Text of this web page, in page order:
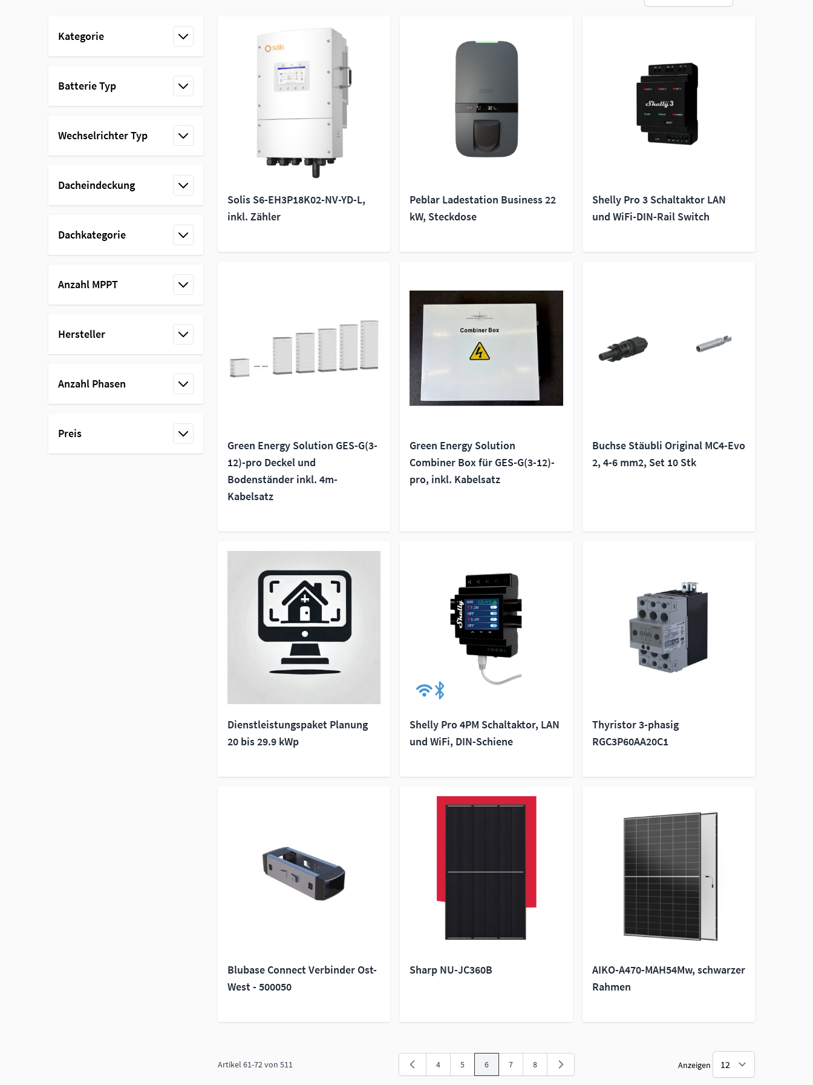
Kategorie
Batterie Typ
Wechselrichter Typ
Dacheindeckung
Dachkategorie
Anzahl MPPT
Hersteller
Anzahl Phasen
Preis
Solis S6-EH3P18K02-NV-YD-L,
inkl. Zähler
Peblar Ladestation Business 22
kW, Steckdose
Shelly Pro 3 Schaltaktor LAN
und WiFi-DIN-Rail Switch
Green Energy Solution GES-G(3-
12)-pro Deckel und
Bodenständer inkl. 4m-
Kabelsatz
Green Energy Solution
Combiner Box für GES-G(3-12)-
pro, inkl. Kabelsatz
Buchse Stäubli Original MC4-Evo
2, 4-6 mm2, Set 10 Stk
Dienstleistungspaket Planung
20 bis 29.9 kWp
Shelly Pro 4PM Schaltaktor, LAN
und WiFi, DIN-Schiene
Thyristor 3-phasig
RGC3P60AA20C1
Blubase Connect Verbinder Ost-
West - 500050
Sharp NU-JC360B
AIKO-A470-MAH54Mw, schwarzer
Rahmen
Artikel 61-72von 511 Seite
4 Seite
5 Sie lesen gerade Seite
6 Seite
7 Seite
8 Anzeigen